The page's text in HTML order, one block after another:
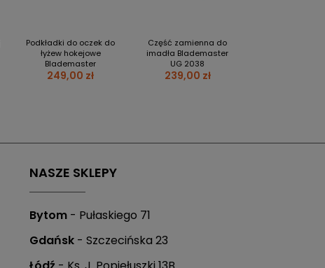
Podkładki do oczek do
łyżew hokejowe
Blademaster
249,00 zł
Część zamienna do
imadła Blademaster
UG 2038
239,00 zł
NASZE SKLEPY
Bytom - Pułaskiego 71
Gdańsk - Szczecińska 23